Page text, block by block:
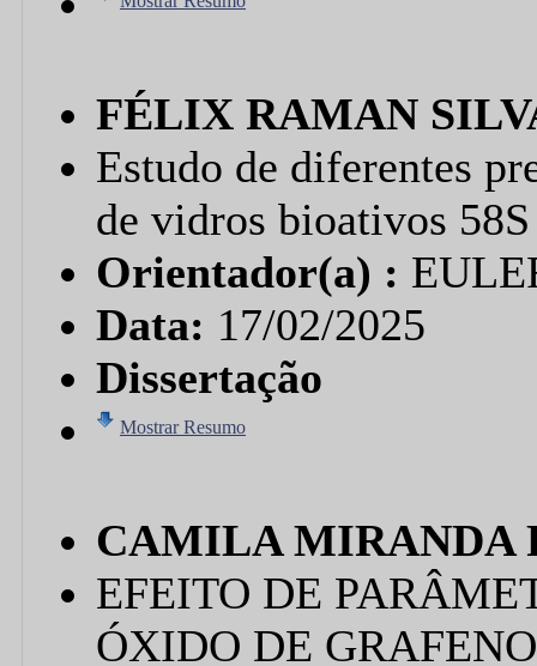
FÉLIX RAMAN
Estudo de diferentes
de vidros bioativos
Orientador(a) :
Data: 17/02/2025
Dissertação
Mostrar Resumo
CAMILA MIRANDA
EFEITO DE
ÓXIDO DE